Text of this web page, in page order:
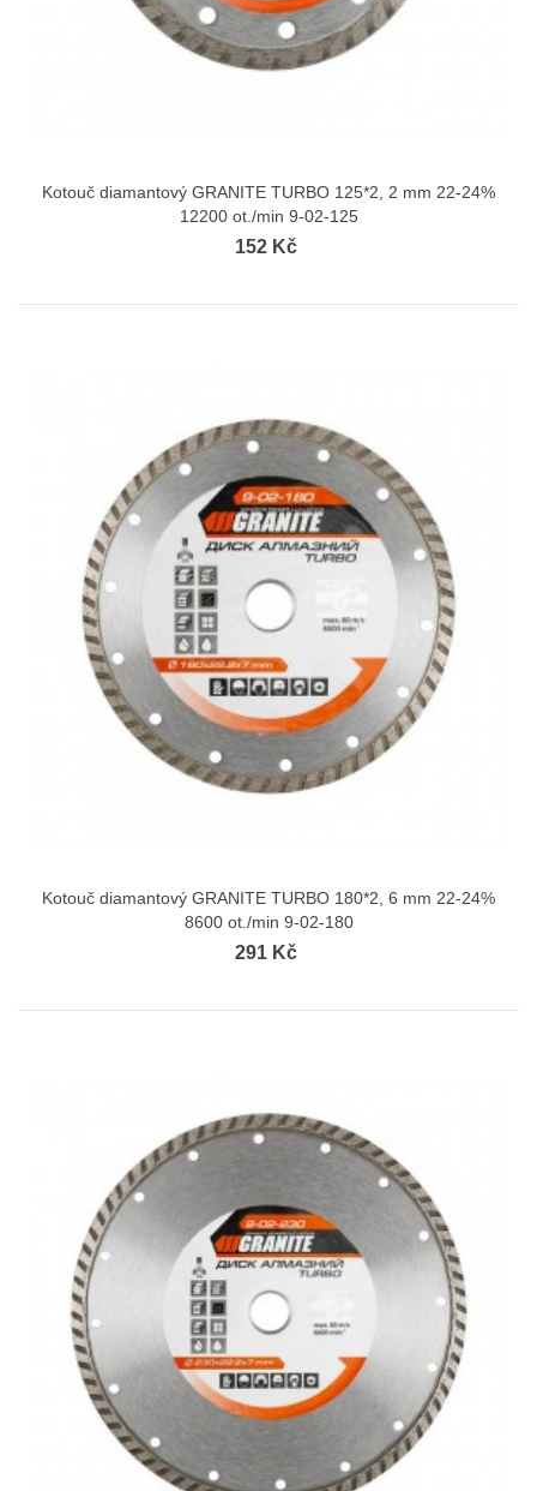
Kotouč diamantový GRANITE TURBO 125*2, 2 mm 22-24%
12200 ot./min 9-02-125
152 Kč
Kotouč diamantový GRANITE TURBO 180*2, 6 mm 22-24%
8600 ot./min 9-02-180
291 Kč